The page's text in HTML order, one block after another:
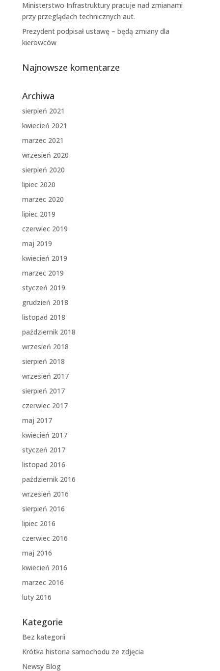
Ministerstwo Infrastruktury pracuje nad zmianami
przy przeglądach technicznych aut.
Prezydent podpisał ustawę – będą zmiany dla
kierowców
Najnowsze komentarze
Archiwa
sierpień 2021
kwiecień 2021
marzec 2021
wrzesień 2020
sierpień 2020
lipiec 2020
marzec 2020
lipiec 2019
czerwiec 2019
maj 2019
kwiecień 2019
marzec 2019
styczeń 2019
grudzień 2018
listopad 2018
październik 2018
wrzesień 2018
sierpień 2018
wrzesień 2017
sierpień 2017
czerwiec 2017
maj 2017
kwiecień 2017
styczeń 2017
listopad 2016
październik 2016
wrzesień 2016
sierpień 2016
lipiec 2016
czerwiec 2016
maj 2016
kwiecień 2016
marzec 2016
luty 2016
Kategorie
Bez kategorii
Krótka historia samochodu ze zdjęcia
Newsy Blog